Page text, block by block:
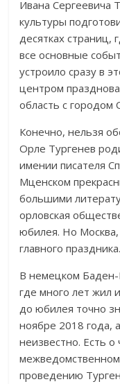
Ивана Сергеевича
культуры
десятках страниц,
все основные
устроило сразу в
центром
область с городом
Конечно, нельзя
Орле Тургенев
имении писателя
Мценском
большими
орловская
юбилея. Но Москва,
главного праздника.
В немецком
где много лет жил
до юбилея точно
ноябре 2018 года,
неизвестно. Есть
проведению